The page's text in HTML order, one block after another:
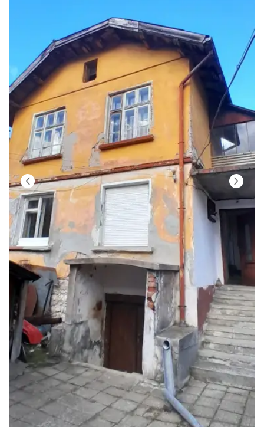
Вход с имейл
Забравена парола
Регистрация